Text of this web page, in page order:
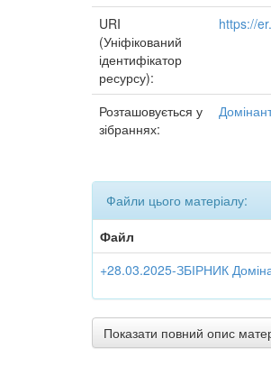
URI
(Уніфікований
ідентифікатор
ресурсу):
https://
Розташовується у
зібраннях:
Файли цього матеріалу:
Файл
+28.03.2025-ЗБІРНИК
Показати повний опис